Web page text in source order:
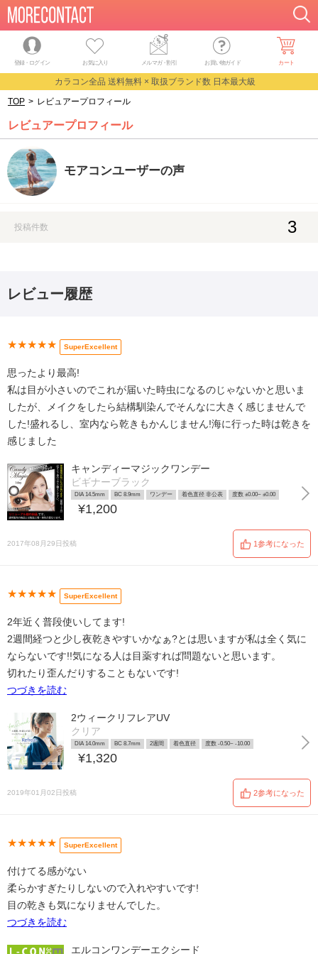
登録・ログイン お気に入り メルマガ・割引 お買い物ガイド カート
カラコン全品 送料無料 × 取扱ブランド数 日本最大級
TOP > レビュアープロフィール
レビュアープロフィール
モアコンユーザーの声
投稿件数 3
レビュー履歴
★★★★★ SuperExcellent
思ったより最高!
私は目が小さいのでこれが届いた時虫になるのじゃないかと思いま
したが、メイクをしたら結構馴染んでそんなに大きく感じませんで
した!盛れるし、室内なら乾きもかんじません!海に行った時は乾きを
感じました
キャンディーマジックワンデー
ビギナーブラック
DIA 14.5mm BC 8.9mm ワンデー 着色直径 非公表 度数 ±0.00~ ±0.00
¥1,200
2017年08月29日投稿 1参考になった
★★★★★ SuperExcellent
2年近く普段使いしてます!
2週間経つと少し夜乾きやすいかなぁ?とは思いますが私は全く気に
ならないです!!気になる人は目薬すれば問題ないと思います。
切れたり歪んだりすることもないです!
つづきを読む
2ウィークリフレアUV
クリア
DIA 14.0mm BC 8.7mm 2週間 着色直径 度数 -0.50~ -10.00
¥1,320
2019年01月02日投稿 2参考になった
★★★★★ SuperExcellent
付けてる感がない
柔らかすぎたりしないので入れやすいです!
目の乾きも気になりませんでした。
つづきを読む
エルコンワンデーエクシード